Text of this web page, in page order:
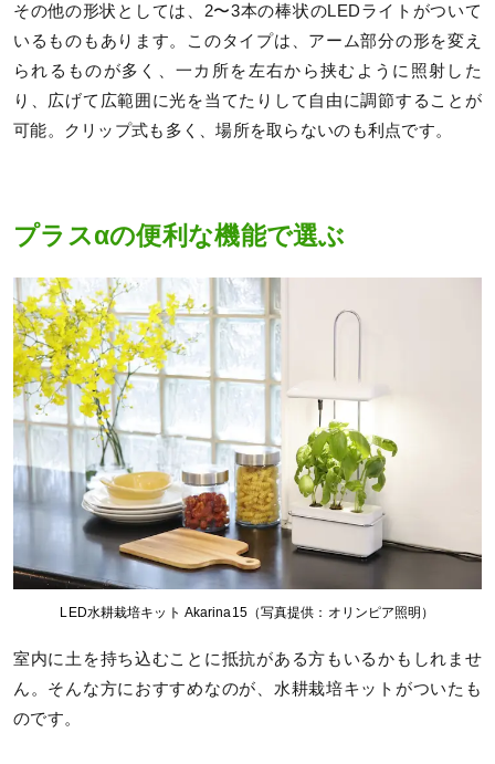
その他の形状としては、2〜3本の棒状のLEDライトがついて
いるものもあります。このタイプは、アーム部分の形を変え
られるものが多く、一カ所を左右から挟むように照射した
り、広げて広範囲に光を当てたりして自由に調節することが
可能。クリップ式も多く、場所を取らないのも利点です。
プラスαの便利な機能で選ぶ
LED水耕栽培キット Akarina15（写真提供：オリンピア照明）
室内に土を持ち込むことに抵抗がある方もいるかもしれませ
ん。そんな方におすすめなのが、水耕栽培キットがついたも
のです。